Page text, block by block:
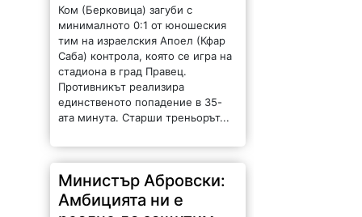
минималното 0:1 от юношеския
тим на израелския Апоел (Кфар
Саба) контрола, която се игра на
стадиона в град Правец.
Противникът реализира
единственото попадение в 35-
ата минута. Старши треньорът...
Министър Абровски:
Амбицията ни е
реално да защитим